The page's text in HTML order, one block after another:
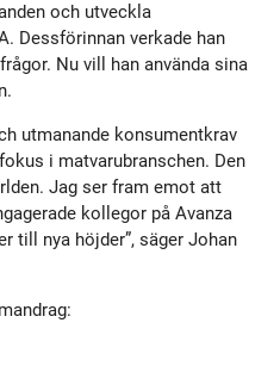
och utveckla
Dessförinnan verkade han
Nu vill han använda sina
utmanande konsumentkrav
i matvarubranschen. Den
Jag ser fram emot att
kollegor på Avanza
till nya höjder”, säger Johan